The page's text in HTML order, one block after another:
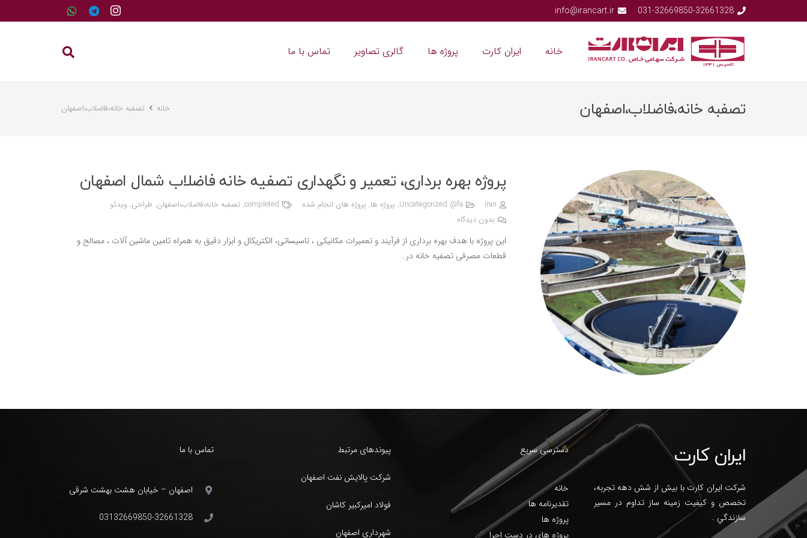
031-32669850-32661328
info@irancart.ir
خانه ایران کارت پروژه ها گالری تصاویر تماس با ما
تصفبه خانه،فاضلاب،اصفهان خانه تصفبه خانه،فاضلاب،اصفهان
پروژه بهره برداری، تعمیر و نگهداری تصفیه خانه فاضلاب شمال اصفهان
iran
Uncategorized @fa
, پروژه ها, پروژه های انجام شده completed
, تصفبه خانه،فاضلاب،اصفهان, طراحی, ویدئو
بدون دیدگاه
این پروژه با هدف بهره برداری از فرآیند و تعمیرات مکانیکی ، تاسیساتی، الکتریکال و ابزار دقیق به همراه تامین ماشین آلات ، مصالح و
قطعات مصرفی تصفیه خانه در…
ایران کارت
شرکت ایران کارت با بیش از شش دهه تجربه،
تخصص و کيفيت زمينه ساز تداوم در مسير
سازندگي .
دسترسی سریع
خانه
تقدیرنامه ها
پروژه ها
پروژه های در دست اجرا
پیوندهای مرتبط
شرکت پالایش نفت اصفهان
فولاد امیرکبیر کاشان
شهرداری اصفهان
تماس با ما
اصفهان – خیابان هشت بهشت شرقی
03132669850-32661328